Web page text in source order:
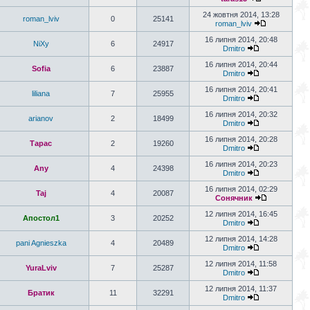
roman_lviv 0 25141
24 жовтня 2014, 13:28
roman_lviv
NiXy 6 24917
16 липня 2014, 20:48
Dmitro
Sofia 6 23887
16 липня 2014, 20:44
Dmitro
liliana 7 25955
16 липня 2014, 20:41
Dmitro
arianov 2 18499
16 липня 2014, 20:32
Dmitro
Тарас 2 19260
16 липня 2014, 20:28
Dmitro
Any 4 24398
16 липня 2014, 20:23
Dmitro
Taj 4 20087
16 липня 2014, 02:29
Сонячник
Апостол1 3 20252
12 липня 2014, 16:45
Dmitro
pani Agnieszka 4 20489
12 липня 2014, 14:28
Dmitro
YuraLviv 7 25287
12 липня 2014, 11:58
Dmitro
Братик 11 32291
12 липня 2014, 11:37
Dmitro